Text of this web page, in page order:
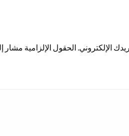
الإلكتروني. الحقول الإلزامية مشار